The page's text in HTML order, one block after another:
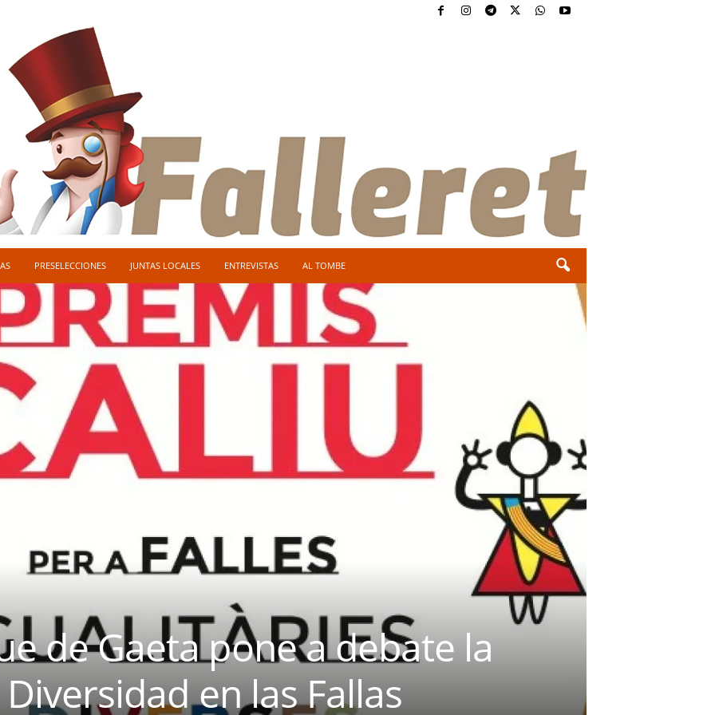
PRESELECCIONES JUNTAS LOCALES ENTREVISTAS AL TOMBE
de Gaeta pone a debate la
en las Fallas